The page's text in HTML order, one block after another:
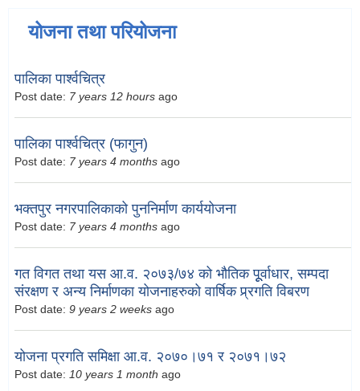
योजना तथा परियोजना
पालिका पार्श्वचित्र
Post date: 7 years 12 hours ago
पालिका पार्श्वचित्र (फागुन)
Post date: 7 years 4 months ago
भक्तपुर नगरपालिकाको पुननिर्माण कार्ययोजना
Post date: 7 years 4 months ago
गत विगत तथा यस आ.व. २०७३/७४ को भौतिक पूूर्वाधार, सम्पदा
संरक्षण र अन्य निर्माणका योजनाहरुको वार्षिक प्र्रगति विबरण
Post date: 9 years 2 weeks ago
योजना प्रगति समिक्षा आ.व. २०७०।७१ र २०७१।७२
Post date: 10 years 1 month ago